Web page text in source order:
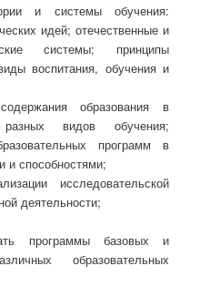
и системы обучения:
идей; отечественные и
системы; принципы
воспитания, обучения и
образования в
видов обучения;
программ в
и способностями;
исследовательской
деятельности;
программы базовых и
образовательных